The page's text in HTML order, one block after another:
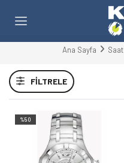
Ana Sayfa Saat
FILTRELE
%50